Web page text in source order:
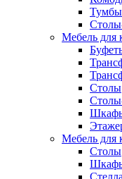
Тумбы
Мебель для
Столы
Мебель для
Столы